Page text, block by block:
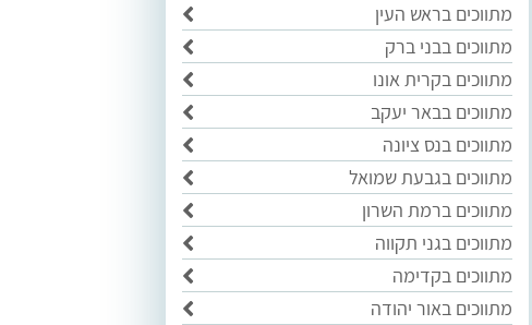
מתווכים בראש העין
מתווכים בבני ברק
מתווכים בקרית אונו
מתווכים בבאר יעקב
מתווכים בנס ציונה
מתווכים בגבעת שמואל
מתווכים ברמת השרון
מתווכים בגני תקווה
מתווכים בקדימה
מתווכים באור יהודה